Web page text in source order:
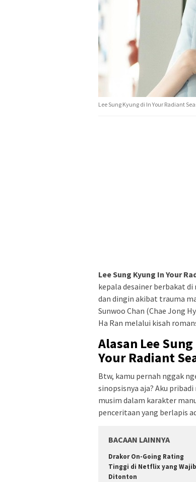
Lee Sung Kyung di In Your Radiant
Lee Sung Kyung In Your
kepala desainer berbakat
dan dingin akibat trauma
Sunwoo Chan (Chae Jong
Ha Ran melalui kisah
Alasan Lee
Your Radiant
Btw, kamu pernah nggak
sinopsisnya aja? Aku pribadi
musim dalam karakter
penceritaan yang berlapis
BACAAN LAINNYA
Drakor On-Going Rating
Tinggi di Netflix yang Wajib
Ditonton